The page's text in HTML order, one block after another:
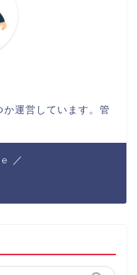
運営しています。管
／